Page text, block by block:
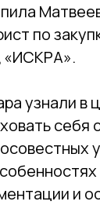
по
«ИСКРА».
узнали в
себя
и